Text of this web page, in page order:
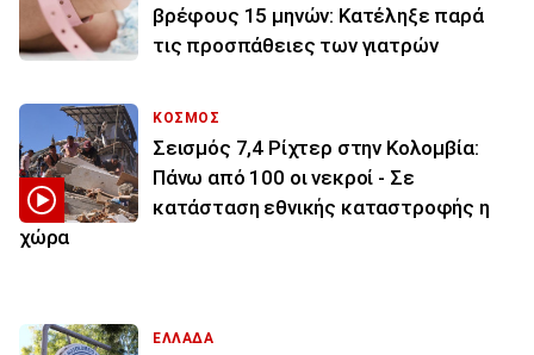
βρέφους 15 μηνών: Κατέληξε παρά
τις προσπάθειες των γιατρών
ΚΟΣΜΟΣ
Σεισμός 7,4 Ρίχτερ στην Κολομβία:
Πάνω από 100 οι νεκροί - Σε
κατάσταση εθνικής καταστροφής η
χώρα
ΕΛΛΑΔΑ